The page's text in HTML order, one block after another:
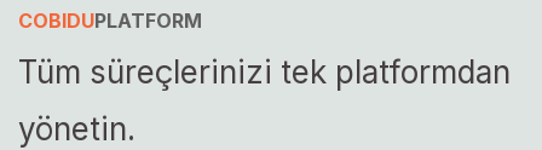
COBIDUPLATFORM
Tüm süreçlerinizi tek platformdan
yönetin.